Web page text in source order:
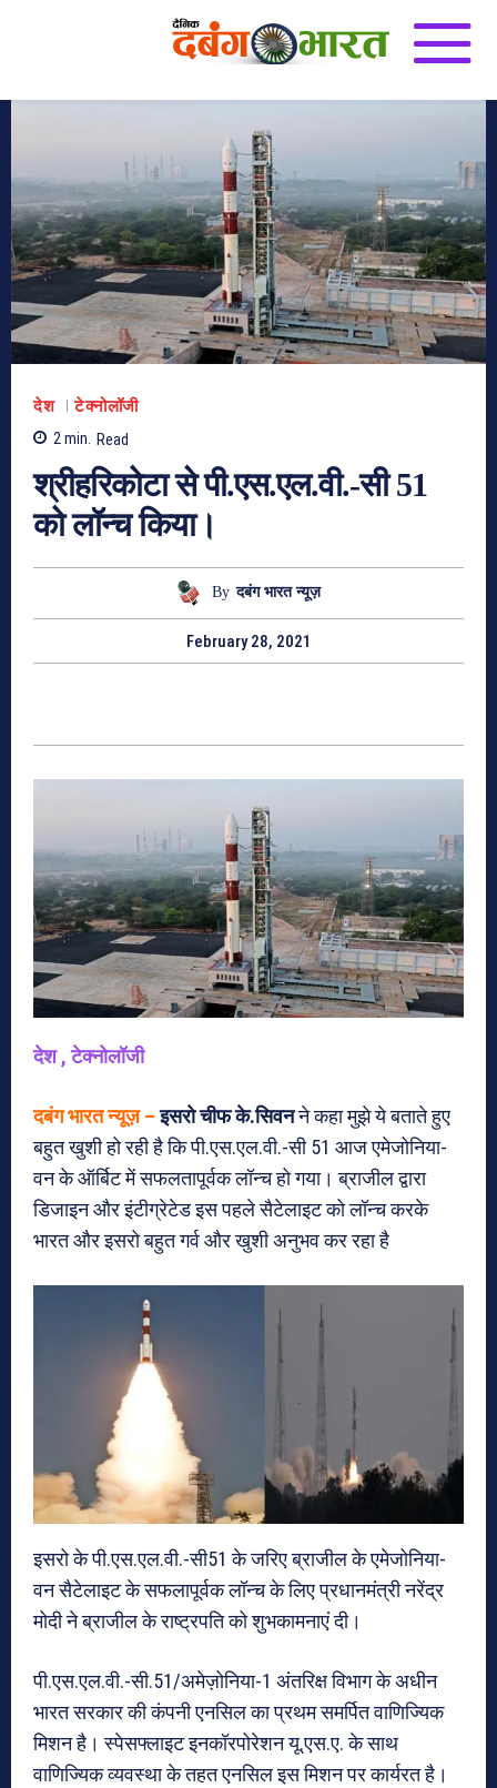
देश
टेक्नोलॉजी
2min. Read
श्रीहरिकोटा से पी.एस.एल.वी.-सी 51
को लॉन्च किया।
By दबंग भारत न्यूज़
February 28, 2021
देश , टेक्नोलॉजी
दबंग भारत न्यूज़ – इसरो चीफ के.सिवनने कहा मुझे ये बताते हुए
बहुत खुशी हो रही है कि पी.एस.एल.वी.-सी 51 आज एमेजोनिया-
वन के ऑर्बिट में सफलतापूर्वक लॉन्च हो गया। ब्राजील द्वारा
डिजाइन और इंटीग्रेटेड इस पहले सैटेलाइट को लॉन्च करके
भारत और इसरो बहुत गर्व और खुशी अनुभव कर रहा है
इसरो के पी.एस.एल.वी.-सी51 के जरिए ब्राजील के एमेजोनिया-
वन सैटेलाइट के सफलापूर्वक लॉन्च के लिए प्रधानमंत्री नरेंद्र
मोदी ने ब्राजील के राष्ट्रपति को शुभकामनाएं दी।
पी.एस.एल.वी.-सी.51/अमेज़ोनिया-1 अंतरिक्ष विभाग के अधीन
भारत सरकार की कंपनी एनसिल का प्रथम समर्पित वाणिज्यिक
मिशन है। स्‍पेसफ्लाइट इनकॉरपोरेशन यू.एस.ए. के साथ
वाणिज्यिक व्‍यवस्‍था के तहत एनसिल इस मिशन पर कार्यरत है।